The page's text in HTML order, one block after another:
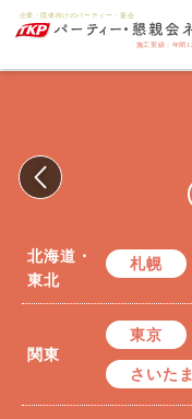
北海道・
東北
札幌
関東
東京
さいたま